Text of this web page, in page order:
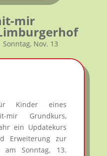
mir
Sonntag, Nov. 13
Kinder eines
mir Grundkurs,
ein Updatekurs
Erweiterung zur
am Sonntag, 13.